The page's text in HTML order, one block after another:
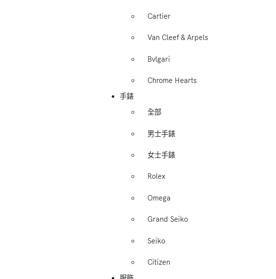
Cartier
Van Cleef & Arpels
Bvlgari
Chrome Hearts
手錶
全部
男士手錶
女士手錶
Rolex
Omega
Grand Seiko
Seiko
Citizen